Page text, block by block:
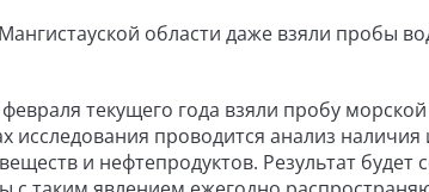
области даже взяли пробы
текущего года взяли пробу
исследования проводится анализ наличия
и нефтепродуктов. Результат будет